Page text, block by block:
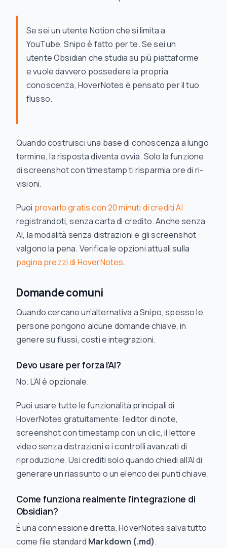
Se sei un utente Notion che si limita a
YouTube, Snipo è fatto per te. Se sei un
utente Obsidian che studia su più piattaforme
e vuole davvero possedere la propria
conoscenza, HoverNotes è pensato per il tuo
flusso.
Quando costruisci una base di conoscenza a lungo
termine, la risposta diventa ovvia. Solo la funzione
di screenshot con timestamp ti risparmia ore di ri-
visioni.
Puoi provarlo gratis con 20 minuti di crediti AI
registrandoti, senza carta di credito. Anche senza
AI, la modalità senza distrazioni e gli screenshot
valgono la pena. Verifica le opzioni attuali sulla
pagina prezzi di HoverNotes.
Domande comuni
Quando cercano un’alternativa a Snipo, spesso le
persone pongono alcune domande chiave, in
genere su flussi, costi e integrazioni.
Devo usare per forza l’AI?
No. L’AI è opzionale.
Puoi usare tutte le funzionalità principali di
HoverNotes gratuitamente: l’editor di note,
screenshot con timestamp con un clic, il lettore
video senza distrazioni e i controlli avanzati di
riproduzione. Usi crediti solo quando chiedi all’AI di
generare un riassunto o un elenco dei punti chiave.
Come funziona realmente l’integrazione di
Obsidian?
È una connessione diretta. HoverNotes salva tutto
come file standard Markdown (.md).